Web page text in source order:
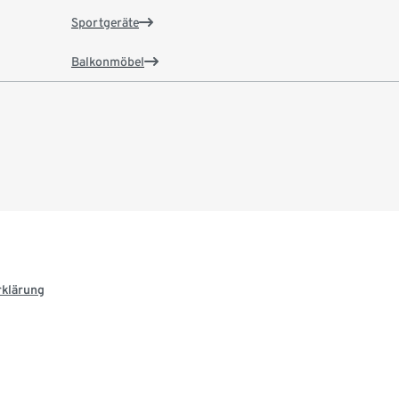
Sportgeräte
Balkonmöbel